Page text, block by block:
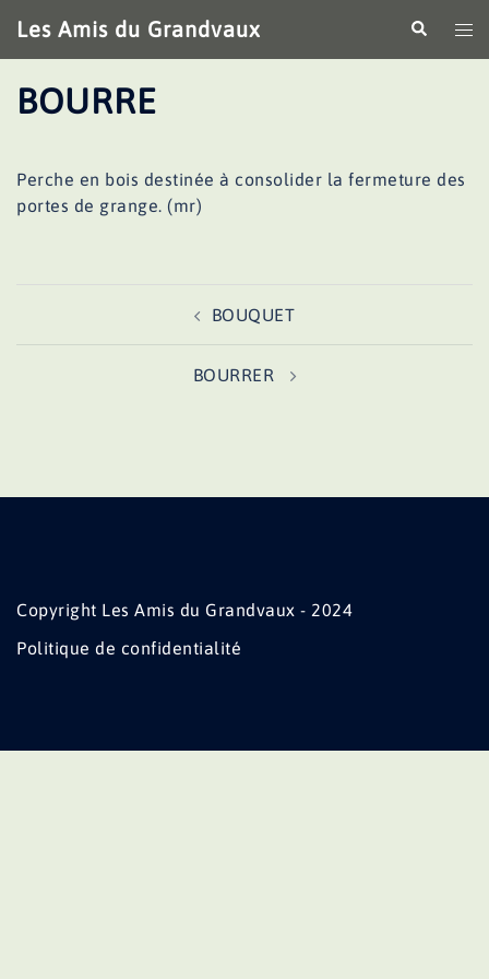
au
contenu
Les Amis du Grandvaux
le
BOURRE
Perche en bois destinée à consolider la fermeture des
portes de grange. (mr)
BOUQUET
BOURRER
Copyright Les Amis du Grandvaux - 2024
Politique de confidentialité